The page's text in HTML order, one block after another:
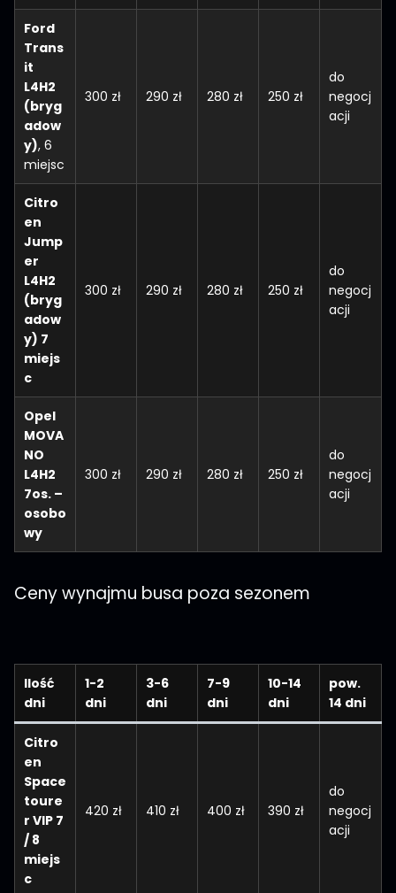
Ford
Trans
it
L4H2
(bryg
adow
y), 6
miejsc
300 zł 290 zł 280 zł 250 zł
do
negocj
acji
Citro
en
Jump
er
L4H2
(bryg
adow
y) 7
miejs
c
300 zł 290 zł 280 zł 250 zł
do
negocj
acji
Opel
MOVA
NO
L4H2
7os. –
osobo
wy
300 zł 290 zł 280 zł 250 zł
do
negocj
acji
Ceny wynajmu busa poza sezonem
Ilość
dni
1-2
dni
3-6
dni
7-9
dni
10-14
dni
pow.
14 dni
Citro
en
Space
toure
r VIP 7
/ 8
miejs
c
420 zł 410 zł 400 zł 390 zł
do
negocj
acji